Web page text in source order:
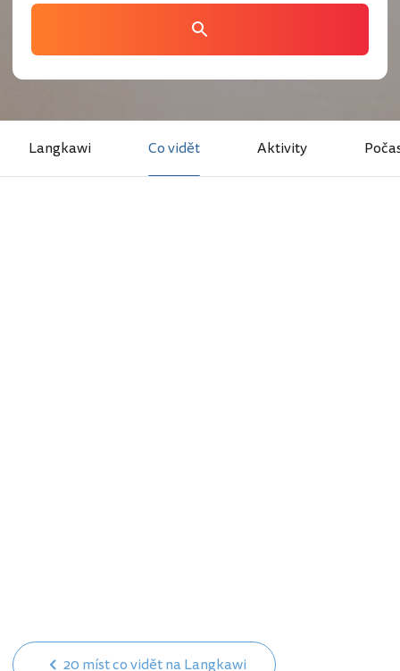
Langkawi Co vidět Aktivity
20 míst co vidět na Langkawi